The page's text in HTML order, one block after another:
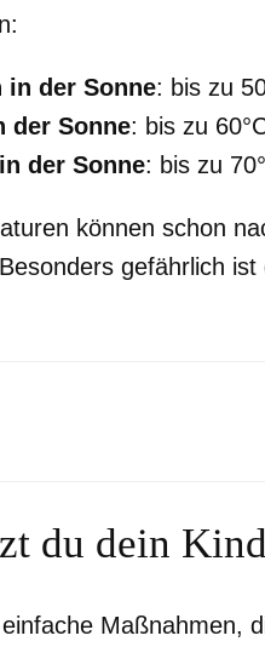
in der Sonne: bis zu
der Sonne: bis zu
der Sonne: bis zu
können schon
gefährlich
du dein
Maßnahmen,